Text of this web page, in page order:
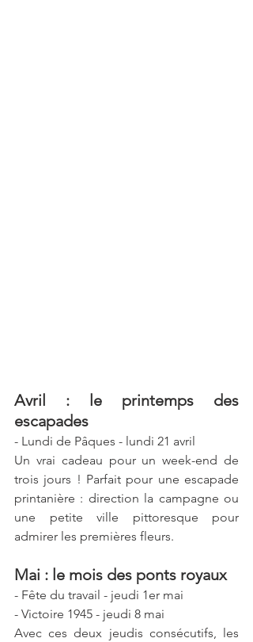
Avril : le printemps des
escapades
- Lundi de Pâques - lundi 21 avril
Un vrai cadeau pour un week-end de
trois jours ! Parfait pour une escapade
printanière : direction la campagne ou
une petite ville pittoresque pour
admirer les premières fleurs.
Mai : le mois des ponts royaux
- Fête du travail - jeudi 1er mai
- Victoire 1945 - jeudi 8 mai
Avec ces deux jeudis consécutifs, les